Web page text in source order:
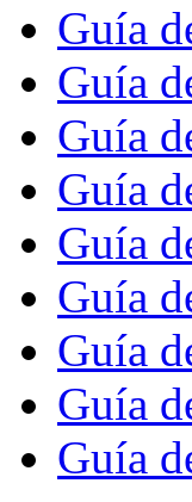
Guía
Guía
Guía
Guía
Guía
Guía
Guía
Guía
Guía